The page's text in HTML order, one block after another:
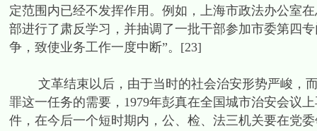
定范围内已经不发挥作用。例如，上海市政法办公室
部进行了肃反学习，并抽调了一批干部参加市委第四
争，致使业务工作一度中断”。[23]
文革结束以后，由于当时的社会治安形势严峻，而
罪这一任务的需要，1979年彭真在全国城市治安会议
件，在今后一个短时期内，公、检、法三机关要在党